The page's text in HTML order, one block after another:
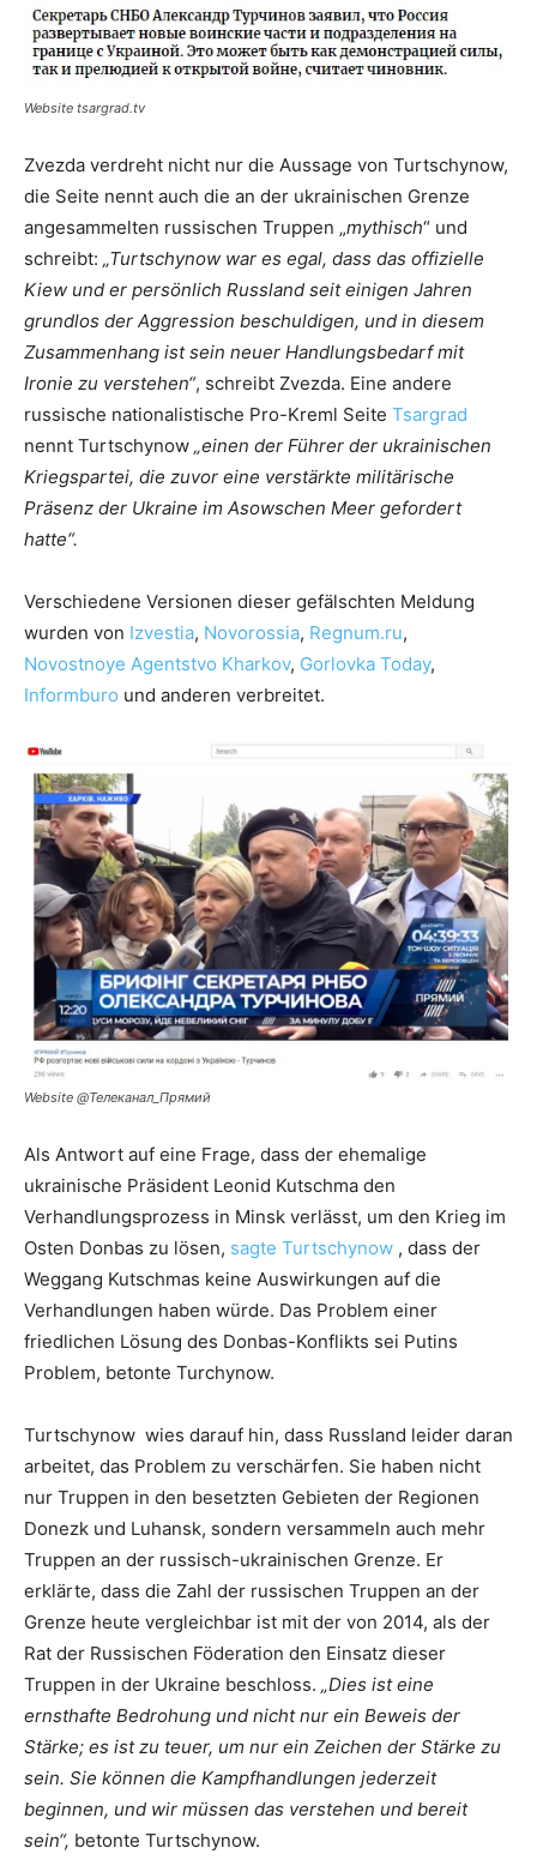
Website tsargrad.tv
Zvezda verdreht nicht nur die Aussage von Turtschynow,
die Seite nennt auch die an der ukrainischen Grenze
angesammelten russischen Truppen „mythisch“ und
schreibt: „Turtschynow war es egal, dass das offizielle
Kiew und er persönlich Russland seit einigen Jahren
grundlos der Aggression beschuldigen, und in diesem
Zusammenhang ist sein neuer Handlungsbedarf mit
Ironie zu verstehen“, schreibt Zvezda. Eine andere
russische nationalistische Pro-Kreml Seite Tsargrad
nennt Turtschynow „einen der Führer der ukrainischen
Kriegspartei, die zuvor eine verstärkte militärische
Präsenz der Ukraine im Asowschen Meer gefordert
hatte“.
Verschiedene Versionen dieser gefälschten Meldung
wurden von Izvestia, Novorossia, Regnum.ru,
Novostnoye Agentstvo Kharkov, Gorlovka Today,
Informburo und anderen verbreitet.
Website @Телеканал_Прямий
Als Antwort auf eine Frage, dass der ehemalige
ukrainische Präsident Leonid Kutschma den
Verhandlungsprozess in Minsk verlässt, um den Krieg im
Osten Donbas zu lösen, sagte Turtschynow , dass der
Weggang Kutschmas keine Auswirkungen auf die
Verhandlungen haben würde. Das Problem einer
friedlichen Lösung des Donbas-Konflikts sei Putins
Problem, betonte Turchynow.
Turtschynow wies darauf hin, dass Russland leider daran
arbeitet, das Problem zu verschärfen. Sie haben nicht
nur Truppen in den besetzten Gebieten der Regionen
Donezk und Luhansk, sondern versammeln auch mehr
Truppen an der russisch-ukrainischen Grenze. Er
erklärte, dass die Zahl der russischen Truppen an der
Grenze heute vergleichbar ist mit der von 2014, als der
Rat der Russischen Föderation den Einsatz dieser
Truppen in der Ukraine beschloss. „Dies ist eine
ernsthafte Bedrohung und nicht nur ein Beweis der
Stärke; es ist zu teuer, um nur ein Zeichen der Stärke zu
sein. Sie können die Kampfhandlungen jederzeit
beginnen, und wir müssen das verstehen und bereit
sein“, betonte Turtschynow.